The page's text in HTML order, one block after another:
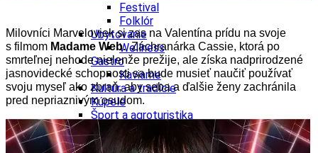
Festival
Folklór
Ubytovanie
Wellness
Gastro
Kaviarne
Kultúra a tradície
Kúpele
Šport a agroturistika
Školstvo
Ekonomika obchod a doprava
Milovníci Marveloviek si zas na Valentína prídu na svoje
s filmom Madame Web.Záchranárka Cassie, ktorá po
smrteľnej nehode nielenže prežije, ale získa nadprirodzené
jasnovidecké schopnosti sa bude musieť naučiť používať
svoju myseľ ako zbraň, aby seba a ďalšie ženy zachránila
pred nepriaznivým osudom.